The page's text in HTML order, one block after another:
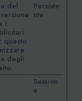
del
i
questo
degli
Persiste
nte
Session
e